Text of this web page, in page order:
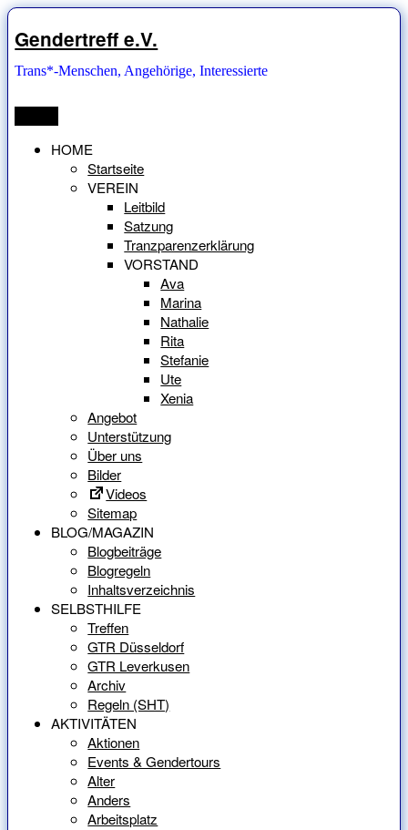
Zum
Inhalt
springen
Gendertreff e.V.
Trans*-Menschen, Angehörige, Interessierte
HOME
Startseite
VEREIN
Leitbild
Satzung
Tranzparenzerklärung
VORSTAND
Ava
Marina
Nathalie
Rita
Stefanie
Ute
Xenia
Angebot
Unterstützung
Über uns
Bilder
Videos
Sitemap
BLOG/MAGAZIN
Blogbeiträge
Blogregeln
Inhaltsverzeichnis
SELBSTHILFE
Treffen
GTR Düsseldorf
GTR Leverkusen
Archiv
Regeln (SHT)
AKTIVITÄTEN
Aktionen
Events & Gendertours
Alter
Anders
Arbeitsplatz